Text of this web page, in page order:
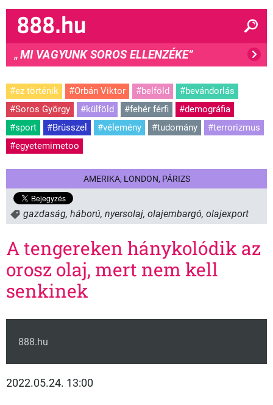
" MI VAGYUNK SOROS ELLENZÉKE”
#ez történik #Orbán Viktor #belföld
#bevándorlás
#Soros György
#külföld #fehér férfi
#demográfia
#sport
#Brüsszel #vélemény #tudomány
#terrorizmus
#egyetemimetoo
AMERIKA, LONDON, PÁRIZS
gazdaság, háború, nyersolaj, olajembargó, olajexport
A tengereken hánykolódik az
orosz olaj, mert nem kell
senkinek
888.hu
2022.05.24. 13:00